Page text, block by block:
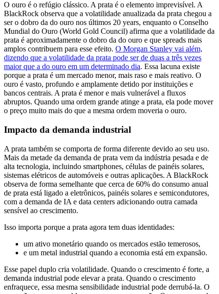
O ouro é o refúgio clássico. A prata é o elemento imprevisível. A
BlackRock observa que a volatilidade anualizada da prata chegou a
ser o dobro da do ouro nos últimos 20 years, enquanto o Conselho
Mundial do Ouro (World Gold Council) afirma que a volatilidade da
prata é aproximadamente o dobro da do ouro e que spreads mais
amplos contribuem para esse efeito. O Morgan Stanley vai além,
dizendo que a volatilidade da prata pode ser de duas a três vezes
maior que a do ouro em um determinado dia. Essa lacuna existe
porque a prata é um mercado menor, mais raso e mais reativo. O
ouro é vasto, profundo e amplamente detido por instituições e
bancos centrais. A prata é menor e mais vulnerável a fluxos
abruptos. Quando uma ordem grande atinge a prata, ela pode mover
o preço muito mais do que a mesma ordem moveria o ouro.
Impacto da demanda industrial
A prata também se comporta de forma diferente devido ao seu uso.
Mais da metade da demanda de prata vem da indústria pesada e de
alta tecnologia, incluindo smartphones, células de painéis solares,
sistemas elétricos de automóveis e outras aplicações. A BlackRock
observa de forma semelhante que cerca de 60% do consumo anual
de prata está ligado a eletrônicos, painéis solares e semicondutores,
com a demanda de IA e data centers adicionando outra camada
sensível ao crescimento.
Isso importa porque a prata agora tem duas identidades:
um ativo monetário quando os mercados estão temerosos,
e um metal industrial quando a economia está em expansão.
Esse papel duplo cria volatilidade. Quando o crescimento é forte, a
demanda industrial pode elevar a prata. Quando o crescimento
enfraquece, essa mesma sensibilidade industrial pode derrubá-la. O